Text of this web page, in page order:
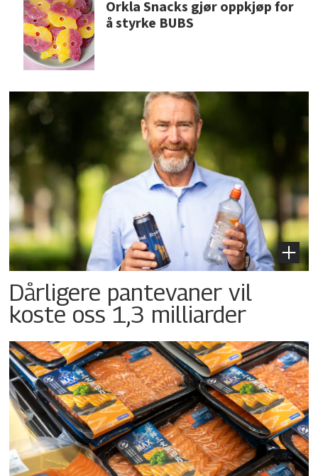
Orkla Snacks gjør oppkjøp for
å styrke BUBS
Dårligere pantevaner vil
koste oss 1,3 milliarder